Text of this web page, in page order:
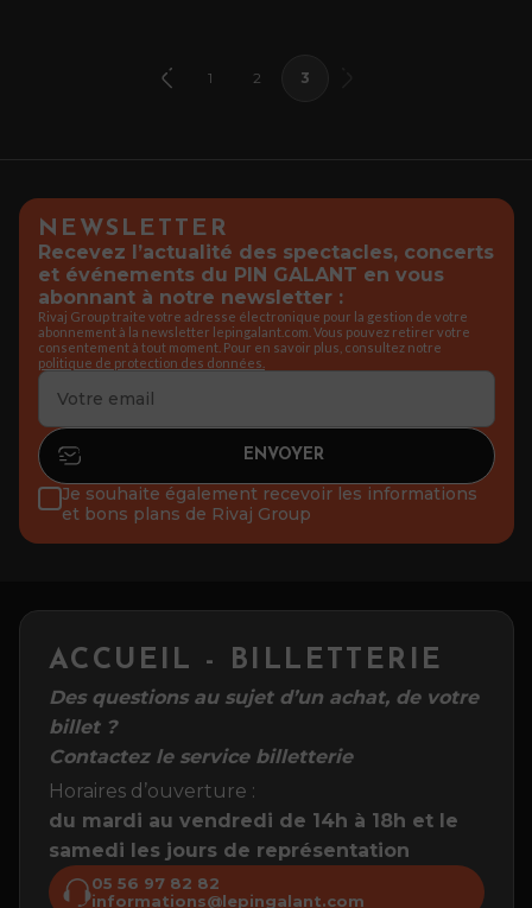
1 2 3
NEWSLETTER
Recevez l’actualité des spectacles, concerts
et événements du PIN GALANT en vous
abonnant à notre newsletter :
Rivaj Group traite votre adresse électronique pour la gestion de votre
abonnement à la newsletter lepingalant.com. Vous pouvez retirer votre
consentement à tout moment. Pour en savoir plus, consultez notre
politique de protection des données.
Je souhaite également recevoir les informations
et bons plans de Rivaj Group
ACCUEIL - BILLETTERIE
Des questions au sujet d’un achat, de votre
billet ?
Contactez le service billetterie
Horaires d’ouverture :
du mardi au vendredi de 14h à 18h et le
samedi les jours de représentation
05 56 97 82 82
informations@lepingalant.com